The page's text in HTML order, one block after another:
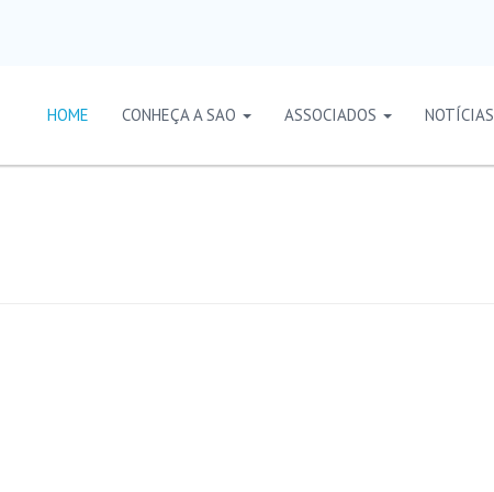
HOME CONHEÇA A SAO ASSOCIADOS NOTÍCIAS